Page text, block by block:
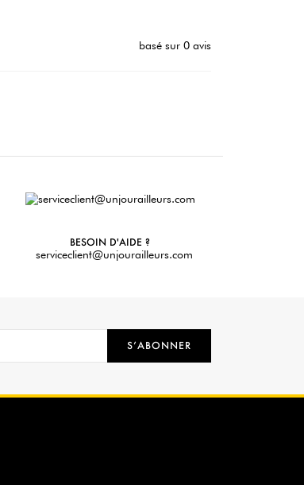
basé sur 0 avis
BESOIN D'AIDE ?
serviceclient@unjourailleurs.com
S’ABONNER